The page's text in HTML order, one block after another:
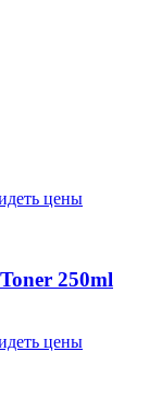
цены
250ml
цены